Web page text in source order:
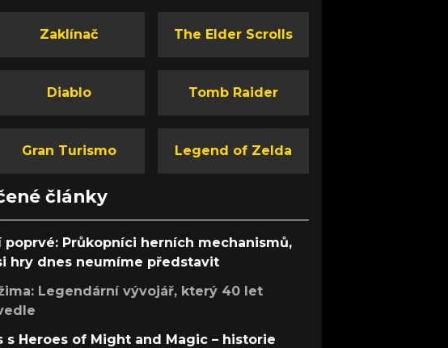
Zaklínač The Elder Scrolls
Diablo Tomb Raider
Gran Turismo Legend of Zelda
články
poprvé: Průkopníci herních mechanismů,
hry dnes neumíme představit
Legendární vývojář, který 40 let
s Heroes of Might and Magic – historie